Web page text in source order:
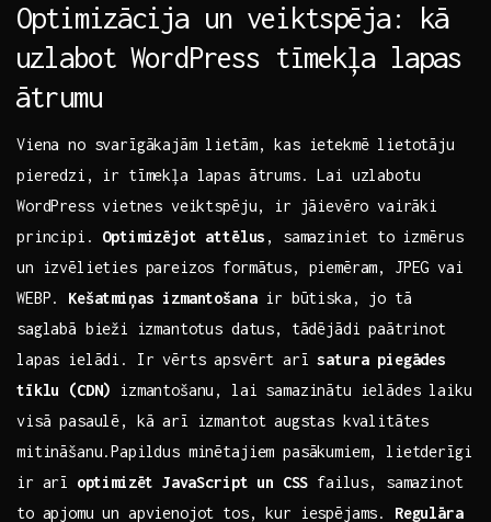
Optimizācija un veiktspēja: kā
⁢uzlabot WordPress tīmekļa lapas
⁤ātrumu
Viena no svarīgākajām lietām, kas ietekmē lietotāju
pieredzi, ir tīmekļa lapas ātrums. Lai uzlabotu
WordPress⁣ vietnes veiktspēju,‌ ir jāievēro vairāki
principi. Optimizējot ⁣attēlus , samaziniet ⁤to ​izmērus
un izvēlieties pareizos formātus, piemēram, JPEG vai
WEBP. Kešatmiņas izmantošana⁤ir būtiska, ‍jo tā
saglabā bieži⁣ izmantotus datus, tādējādi paātrinot
lapas ielādi. Ir ‍vērts apsvērt arīsatura piegādes
tīklu ​(CDN) izmantošanu, lai samazinātu ielādes laiku
visā pasaulē, kā arī izmantot ⁤augstas kvalitātes
mitināšanu.Papildus minētajiem pasākumiem, lietderīgi
ir arī⁤ optimizēt⁣ JavaScript un CSS failus, samazinot
to apjomu un apvienojot tos, kur iespējams.​ Regulāra